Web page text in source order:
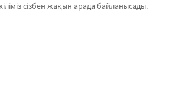
сізбен жақын арада байланысады.